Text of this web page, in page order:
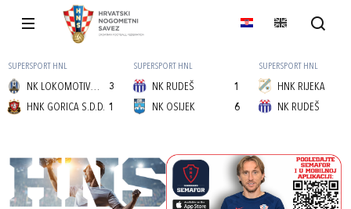
SUPERSPORT HNL
NK LOKOMOTIVA (Z)
3
1
HNK GORICA S.D.D.
SUPERSPORT HNL
NK RUDEŠ
1
6
NK OSIJEK
SUPERSPORT HNL
HNK RIJEKA
NK RUDEŠ